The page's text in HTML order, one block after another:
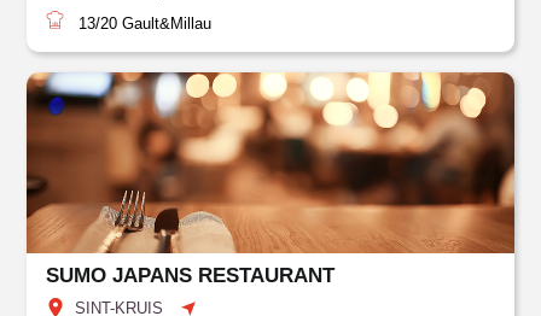
13/20 Gault&Millau
SUMO JAPANS RESTAURANT
SINT-KRUIS